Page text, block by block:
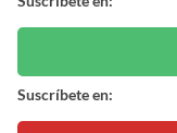
Suscríbete en: